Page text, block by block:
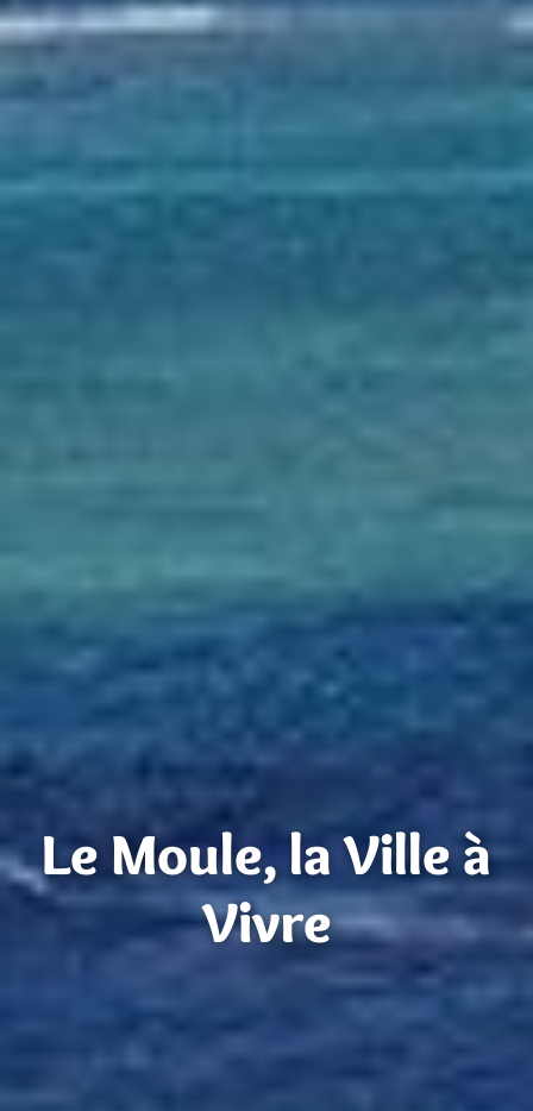
Le Moule, la Ville à
Vivre